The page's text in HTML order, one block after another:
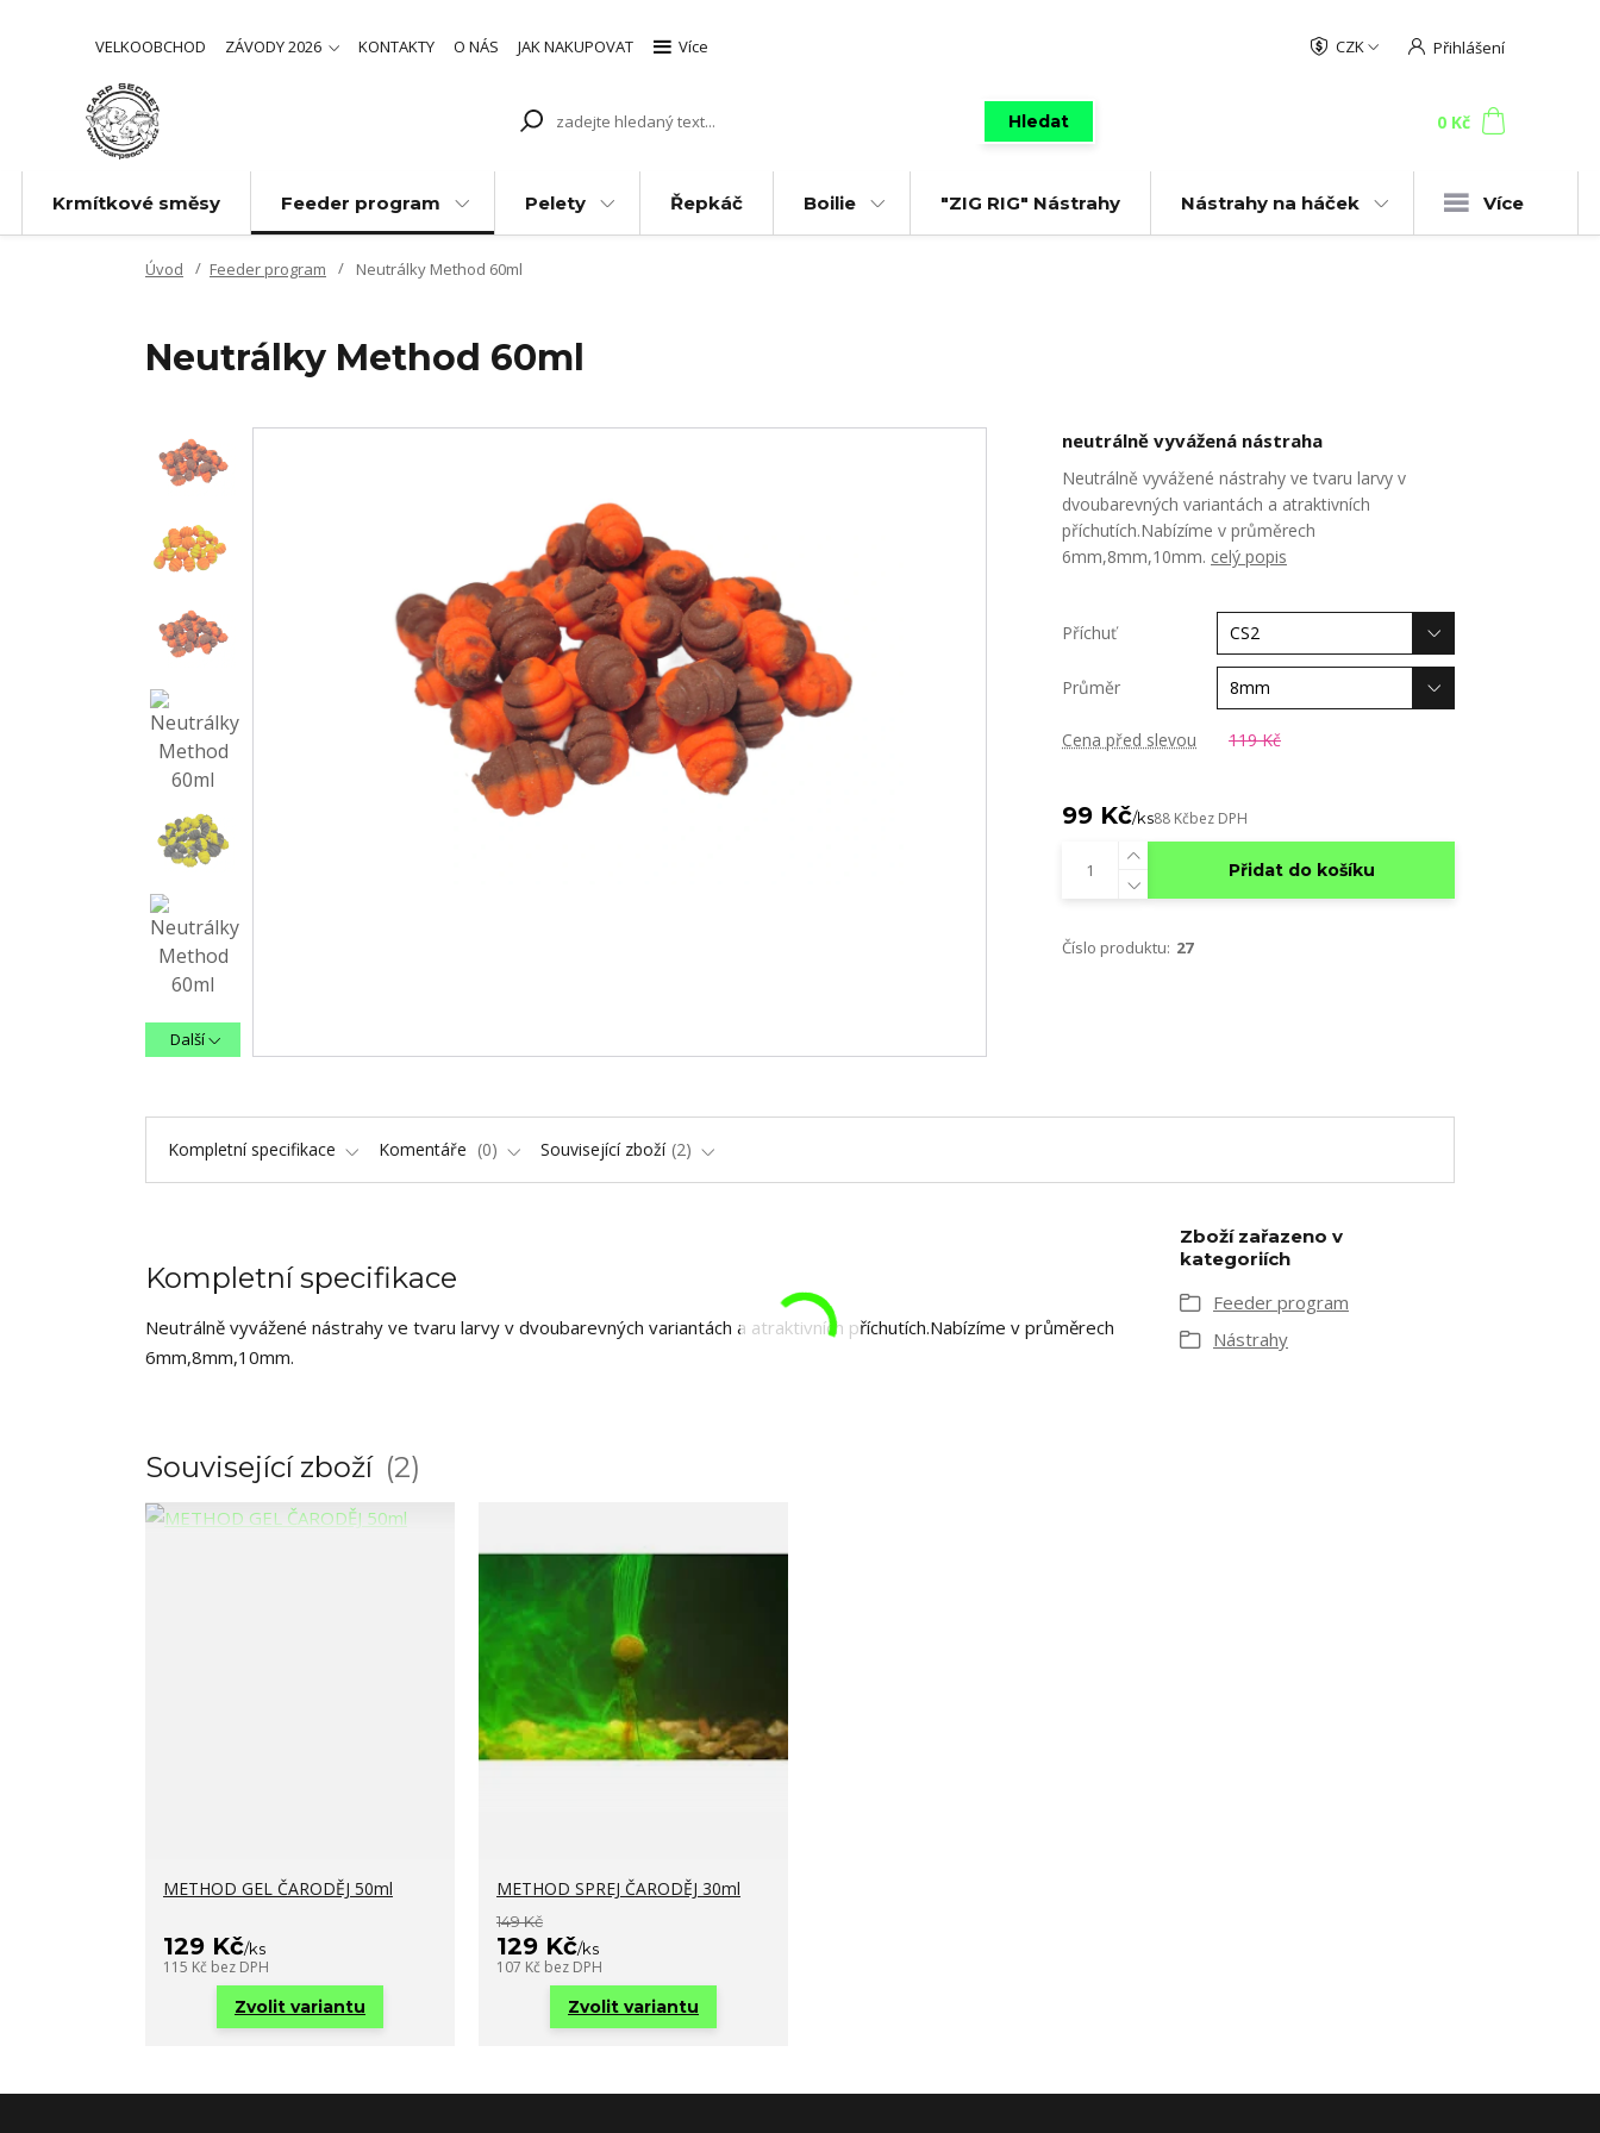
VELKOOBCHOD ZÁVODY 2026 KONTAKTY O NÁS JAK NAKUPOVAT Více CZK Přihlášení
Hledat 0 Kč
Krmítkové směsy Feeder program Pelety Řepkáč Boilie "ZIG RIG" Nástrahy Nástrahy na háček Více
Úvod Feeder program Neutrálky Method 60ml
Neutrálky Method 60ml
Další
neutrálně vyvážená nástraha
Neutrálně vyvážené nástrahy ve tvaru larvy v
dvoubarevných variantách a atraktivních
příchutích.Nabízíme v průměrech
6mm,8mm,10mm. celý popis
Příchuť
Průměr
Cena před slevou 119 Kč
99 Kč/ks88 Kčbez DPH
Přidat do košíku
Číslo produktu: 27
Kompletní specifikace Komentáře 0 Související zboží 2
Kompletní specifikace
Neutrálně vyvážené nástrahy ve tvaru larvy v dvoubarevných variantách a atraktivních příchutích.Nabízíme v průměrech
6mm,8mm,10mm.
Zboží zařazeno v
kategoriích
Feeder program
Nástrahy
Související zboží 2
METHOD GEL ČARODĚJ 50ml
129 Kč/ks
115 Kč bez DPH
Zvolit variantu
METHOD SPREJ ČARODĚJ 30ml
149 Kč
129 Kč/ks
107 Kč bez DPH
Zvolit variantu